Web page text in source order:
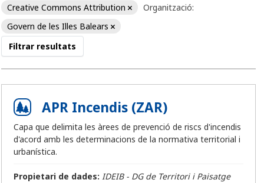
Creative Commons Attribution
Organització:
Govern de les Illes Balears
Filtrar resultats
APR Incendis (ZAR)
Capa que delimita les àrees de prevenció de riscs d'incendis
d'acord amb les determinacions de la normativa territorial i
urbanística.
Propietari de dades: IDEIB - DG de Territori i Paisatge